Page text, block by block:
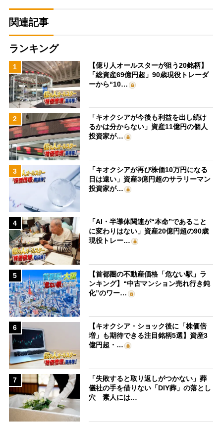
関連記事
ランキング
1
【億り人オールスターが狙う20銘柄】
「総資産69億円超」90歳現役トレーダ
ーから“10…
2
「キオクシアが今後も利益を出し続け
るかは分からない」資産11億円の個人
投資家が…
3
「キオクシアが再び株価10万円になる
日は遠い」資産3億円超のサラリーマン
投資家が…
4
「AI・半導体関連が“本命”であること
に変わりはない」資産20億円超の90歳
現役トレー…
5
【首都圏の不動産価格「危ない駅」ラ
ンキング】“中古マンション売れ行き鈍
化”のワー…
6
【キオクシア・ショック後に「株価倍
増」も期待できる注目銘柄5選】資産3
億円超・…
7
「失敗すると取り返しがつかない」葬
儀社の手を借りない「DIY葬」の落とし
穴 素人には…